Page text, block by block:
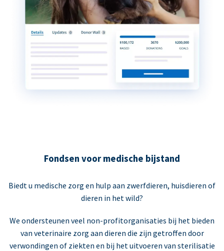
Fondsen voor medische bijstand
Biedt u medische zorg en hulp aan zwerfdieren, huisdieren of
dieren in het wild?
We ondersteunen veel non-profitorganisaties bij het bieden
van veterinaire zorg aan dieren die zijn getroffen door
verwondingen of ziekten en bij het uitvoeren van sterilisatie